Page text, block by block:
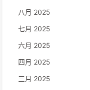
八月 2025
七月 2025
六月 2025
四月 2025
三月 2025